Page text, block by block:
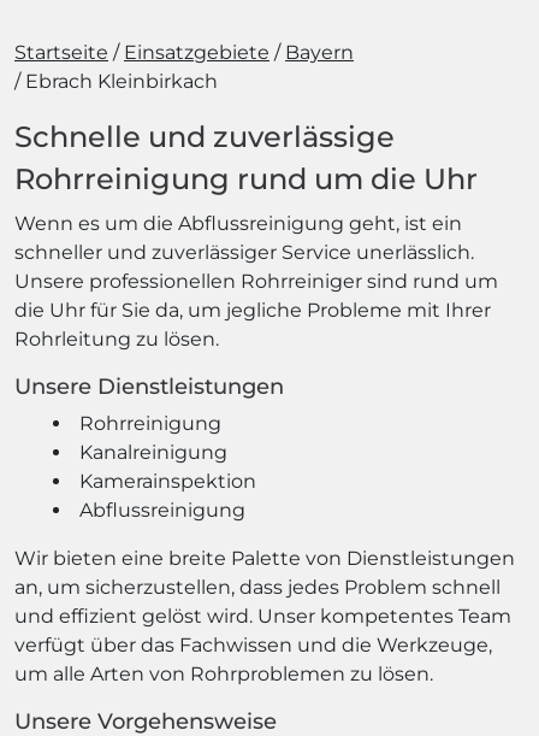
Startseite Einsatzgebiete
Bayern
Ebrach Kleinbirkach
Schnelle und zuverlässige
Rohrreinigung rund um die Uhr
Wenn es um die Abflussreinigung geht, ist ein
schneller und zuverlässiger Service unerlässlich.
Unsere professionellen Rohrreiniger sind rund um
die Uhr für Sie da, um jegliche Probleme mit Ihrer
Rohrleitung zu lösen.
Unsere Dienstleistungen
Rohrreinigung
Kanalreinigung
Kamerainspektion
Abflussreinigung
Wir bieten eine breite Palette von Dienstleistungen
an, um sicherzustellen, dass jedes Problem schnell
und effizient gelöst wird. Unser kompetentes Team
verfügt über das Fachwissen und die Werkzeuge,
um alle Arten von Rohrproblemen zu lösen.
Unsere Vorgehensweise